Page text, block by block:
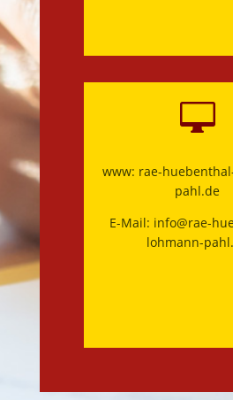

www: rae-
pahl.de
E-Mail: info@rae-
lohmann-